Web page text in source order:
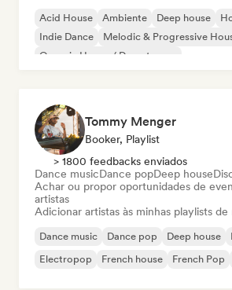
Acid House Ambiente Deep house
Indie Dance
Melodic & Progressive
Organic House / Downtempo
Tommy Menger
Booker, Playlist
> 1800 feedbacks enviados
Dance musicDance popDeep house
Achar ou propor oportunidades de
artistas
Adicionar artistas às minhas playlists
Dance music Dance pop Deep house
Electropop
French house French Pop